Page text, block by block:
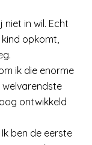
in wil. Echt
opkomt,
ik die enorme
welvarendste
ontwikkeld
ben de eerste